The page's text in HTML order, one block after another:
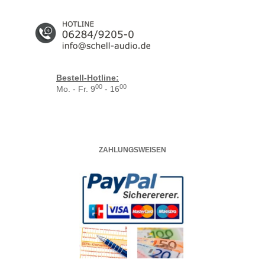
Bestell-Hotline:
Mo. - Fr. 900 - 1600
ZAHLUNGSWEISEN